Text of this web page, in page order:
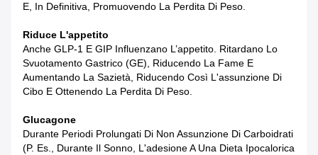
E, In Definitiva, Promuovendo La Perdita Di Peso.
Riduce L'appetito
Anche GLP-1 E GIP Influenzano L’appetito. Ritardano Lo
Svuotamento Gastrico (GE), Riducendo La Fame E
Aumentando La Sazietà, Riducendo Così L'assunzione Di
Cibo E Ottenendo La Perdita Di Peso.
Glucagone
Durante Periodi Prolungati Di Non Assunzione Di Carboidrati
(p. Es., Durante Il Sonno, L'adesione A Una Dieta Ipocalorica